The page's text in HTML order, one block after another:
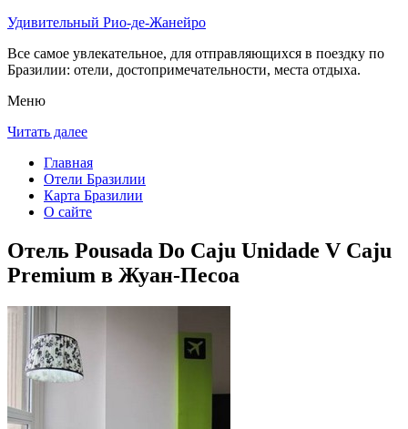
Удивительный Рио-де-Жанейро
Все самое увлекательное, для отправляющихся в поездку по
Бразилии: отели, достопримечательности, места отдыха.
Меню
Читать далее
Главная
Отели Бразилии
Карта Бразилии
О сайте
Отель Pousada Do Caju Unidade V Caju
Premium в Жуан-Песоа